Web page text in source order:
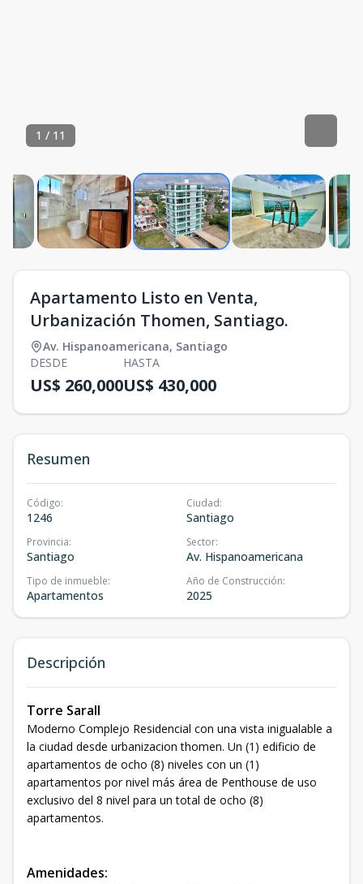
1 / 11
Apartamento Listo en Venta,
Urbanización Thomen, Santiago.
Av. Hispanoamericana, Santiago
DESDE
US$ 260,000
HASTA
US$ 430,000
Resumen
Código:
1246
Ciudad:
Santiago
Provincia:
Santiago
Sector:
Av. Hispanoamericana
Tipo de inmueble:
Apartamentos
Año de Construcción:
2025
Descripción
Torre SaraII
Moderno Complejo Residencial con una vista inigualable a
la ciudad desde urbanizacion thomen. Un (1) edificio de
apartamentos de ocho (8) niveles con un (1)
apartamentos por nivel más área de Penthouse de uso
exclusivo del 8 nivel para un total de ocho (8)
apartamentos.
Amenidades: